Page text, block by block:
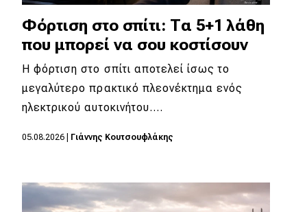
Νέα μοντέλα
Πρωτότυπα
Ελλάδα
Κόσμος
Απόψεις
Φόρτιση στο σπίτι: Τα 5+1 λάθη
που μπορεί να σου κοστίσουν
Η φόρτιση στο σπίτι αποτελεί ίσως το
μεγαλύτερο πρακτικό πλεονέκτημα ενός
ηλεκτρικού αυτοκινήτου.…
05.08.2026 Γιάννης Κουτσουφλάκης